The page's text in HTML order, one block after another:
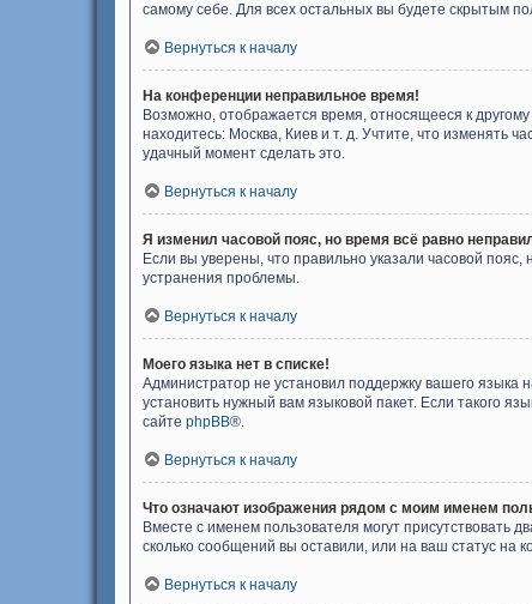
самому себе. Для всех остальных вы будете скрытым
Вернуться к началу
На конференции неправильное время!
Возможно, отображается время, относящееся к
находитесь: Москва, Киев и т. д. Учтите, что изменять
удачный момент сделать это.
Вернуться к началу
Я изменил часовой пояс, но время всё равно
Если вы уверены, что правильно указали часовой
устранения проблемы.
Вернуться к началу
Моего языка нет в списке!
Администратор не установил поддержку вашего
установить нужный вам языковой пакет. Если такого
сайте phpBB®.
Вернуться к началу
Что означают изображения рядом с моим именем
Вместе с именем пользователя могут присутствовать
сколько сообщений вы оставили, или на ваш статус на
Вернуться к началу